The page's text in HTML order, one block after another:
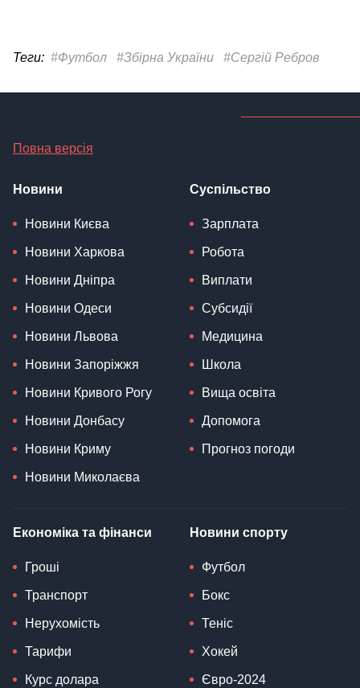
Теги: #Футбол #Збірна України #Сергій Ребров
Повна версія
Новини
Новини Києва
Новини Харкова
Новини Дніпра
Новини Одеси
Новини Львова
Новини Запоріжжя
Новини Кривого Рогу
Новини Донбасу
Новини Криму
Новини Миколаєва
Суспільство
Зарплата
Робота
Виплати
Субсидії
Медицина
Школа
Вища освіта
Допомога
Прогноз погоди
Економіка та фінанси
Гроші
Транспорт
Нерухомість
Тарифи
Курс долара
Новини спорту
Футбол
Бокс
Теніс
Хокей
Євро-2024